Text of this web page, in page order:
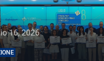
16, 2026